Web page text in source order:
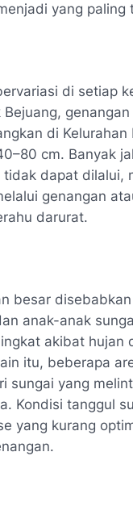
yang paling
di setiap
Bejuang,
di Kelurahan
cm. Banyak
dapat dilalui,
genangan
darurat.
besar
anak-anak
akibat hujan
itu, beberapa
sungai yang
Kondisi tanggul
yang kurang